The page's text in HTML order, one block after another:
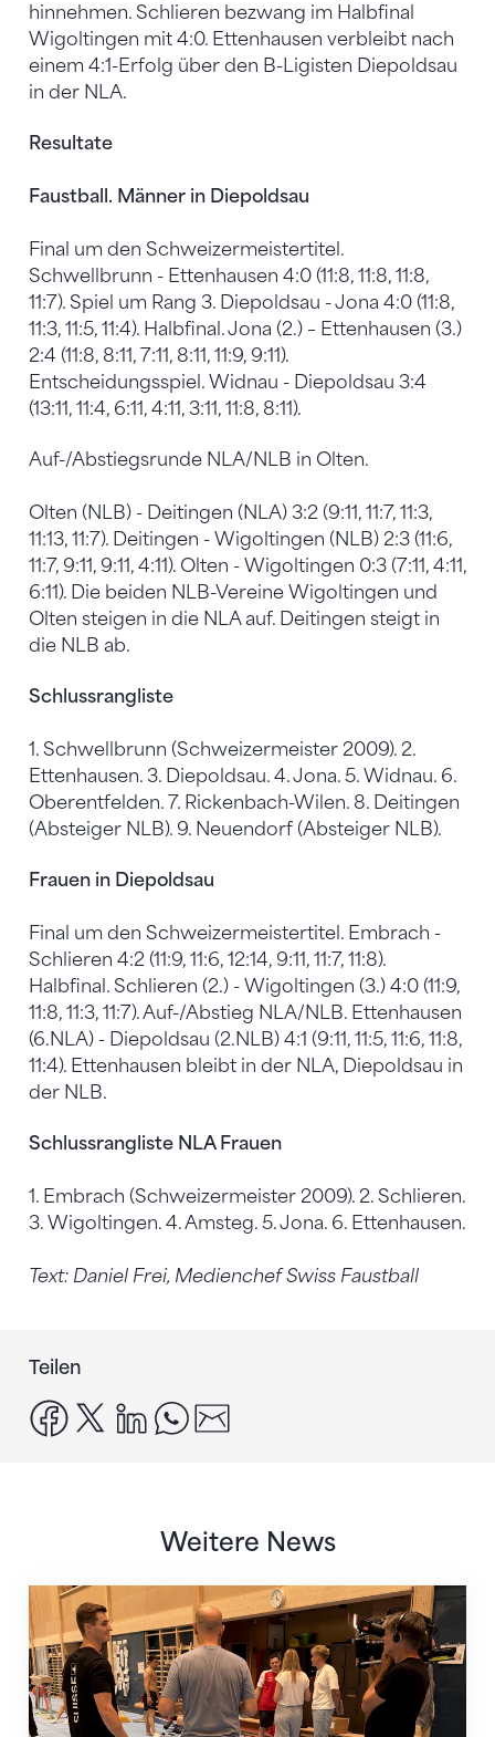
hinnehmen. Schlieren bezwang im Halbfinal
Wigoltingen mit 4:0. Ettenhausen verbleibt nach
einem 4:1-Erfolg über den B-Ligisten Diepoldsau
in der NLA.
Resultate
Faustball. Männer in Diepoldsau
Final um den Schweizermeistertitel.
Schwellbrunn - Ettenhausen 4:0 (11:8, 11:8, 11:8,
11:7). Spiel um Rang 3. Diepoldsau - Jona 4:0 (11:8,
11:3, 11:5, 11:4). Halbfinal. Jona (2.) – Ettenhausen (3.)
2:4 (11:8, 8:11, 7:11, 8:11, 11:9, 9:11).
Entscheidungsspiel. Widnau - Diepoldsau 3:4
(13:11, 11:4, 6:11, 4:11, 3:11, 11:8, 8:11).
Auf-/Abstiegsrunde NLA/NLB in Olten.
Olten (NLB) - Deitingen (NLA) 3:2 (9:11, 11:7, 11:3,
11:13, 11:7). Deitingen - Wigoltingen (NLB) 2:3 (11:6,
11:7, 9:11, 9:11, 4:11). Olten - Wigoltingen 0:3 (7:11, 4:11,
6:11). Die beiden NLB-Vereine Wigoltingen und
Olten steigen in die NLA auf. Deitingen steigt in
die NLB ab.
Schlussrangliste
1. Schwellbrunn (Schweizermeister 2009). 2.
Ettenhausen. 3. Diepoldsau. 4. Jona. 5. Widnau. 6.
Oberentfelden. 7. Rickenbach-Wilen. 8. Deitingen
(Absteiger NLB). 9. Neuendorf (Absteiger NLB).
Frauen in Diepoldsau
Final um den Schweizermeistertitel. Embrach -
Schlieren 4:2 (11:9, 11:6, 12:14, 9:11, 11:7, 11:8).
Halbfinal. Schlieren (2.) - Wigoltingen (3.) 4:0 (11:9,
11:8, 11:3, 11:7). Auf-/Abstieg NLA/NLB. Ettenhausen
(6.NLA) - Diepoldsau (2.NLB) 4:1 (9:11, 11:5, 11:6, 11:8,
11:4). Ettenhausen bleibt in der NLA, Diepoldsau in
der NLB.
Schlussrangliste NLA Frauen
1. Embrach (Schweizermeister 2009). 2. Schlieren.
3. Wigoltingen. 4. Amsteg. 5. Jona. 6. Ettenhausen.
Text: Daniel Frei, Medienchef Swiss Faustball
Teilen
facebook
x linkedinwhatsapp
Weitere News
Mit klaren Zielen nach Zagreb